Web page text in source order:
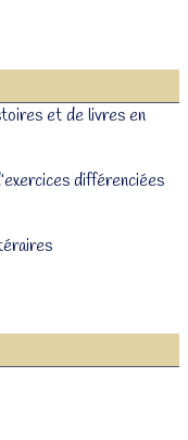
et de livres en
différenciées